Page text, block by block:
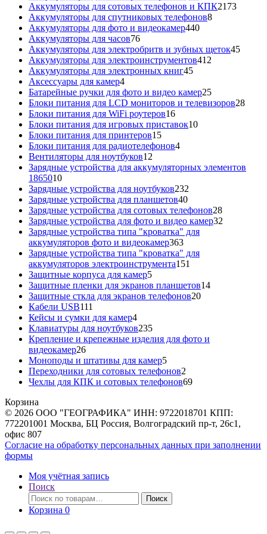
товаров
Аккумуляторы для сотовых телефонов и КПК21732173
Аккумуляторы для спутниковых телефонов88
Аккумуляторы для фото и видеокамер440440
Аккумуляторы для часов7676
товаров
Аккумуляторы для электробритв и зубных щеток4545
Аккумуляторы для электроинструментов412
Аккумуляторы для электронных книг4545
Аксессуары для камер44
товара
Батарейные ручки для фото и видео камер2525
товаров
Блоки питания для LCD мониторов и телевизоров2828
Блоки питания для WiFi роутеров1616
товаров
Блоки питания для игровых приставок1010
Блоки питания для принтеров1515
товаров
Блоки питания для радиотелефонов44
Вентиляторы для ноутбуков12
товаров
Зарядные устройства для аккумуляторных элементов
186501010
товаров
Зарядные устройства для ноутбуков232
Зарядные устройства для планшетов4040
товаров
Зарядные устройства для сотовых телефонов2828
товаров
Зарядные устройства для фото и видео камер32
Зарядные устройства типа "кроватка" для
аккумуляторов фото и видеокамер363363
товара
Зарядные устройства типа "кроватка" для
аккумуляторов электроинструмента151
Защитные корпуса для камер55
товаров
Защитные пленки для экранов планшетов1414
Защитные сткла для экранов телефонов2020
Кабели USB111
товаров
Кейсы и сумки для камер44
товара
Клавиатуры для ноутбуков235235
товаров
Крепление и крепежные изделия для фото и
видеокамер2626
товаров
Моноподы и штативы для камер55
товаров
Переходники для сотовых телефонов2
товара
Чехлы для КПК и сотовых телефонов6969
Корзина
© 2026 ООО "ГЕОГРАФИКА" ИНН: 9722018701 КПП:
772201001 Москва, БЦ Россия, Волгоградский пр-т, 26с1,
офис 807
Согласие на обработку персональных данных при заполнении
формы
Моя учётная запись
Поиск
Искать:
Поиск
Корзина 0